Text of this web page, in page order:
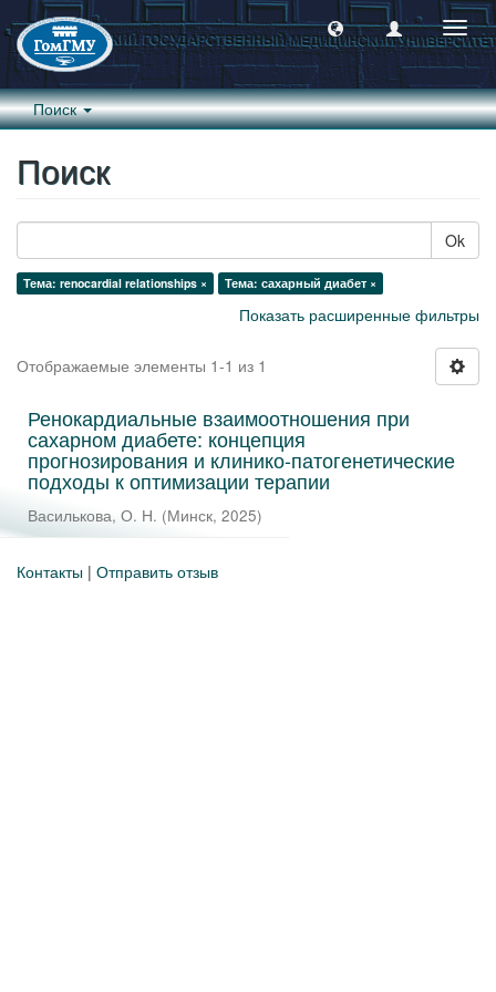
Поиск
Поиск
Ok
Тема: renocardial relationships × Тема: сахарный диабет ×
Показать расширенные фильтры
Отображаемые элементы 1-1 из 1
Ренокардиальные взаимоотношения при
сахарном диабете: концепция
прогнозирования и клинико-патогенетические
подходы к оптимизации терапии
Василькова, О. Н. (Минск, 2025)
Контакты | Отправить отзыв